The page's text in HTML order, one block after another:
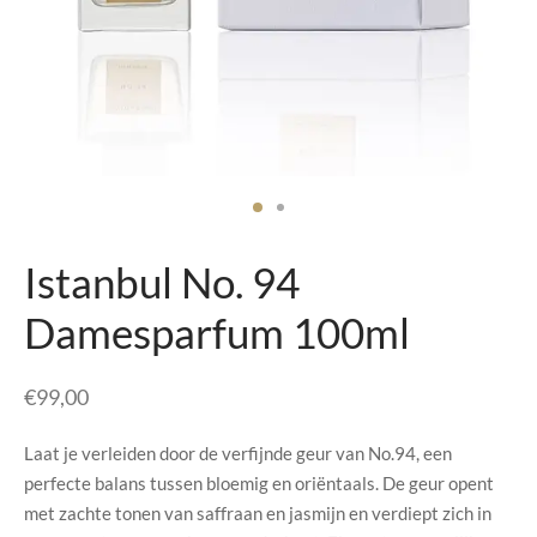
Istanbul No. 94
Damesparfum 100ml
€99,00
Laat je verleiden door de verfijnde geur van No.94, een
perfecte balans tussen bloemig en oriëntaals. De geur opent
met zachte tonen van saffraan en jasmijn en verdiept zich in